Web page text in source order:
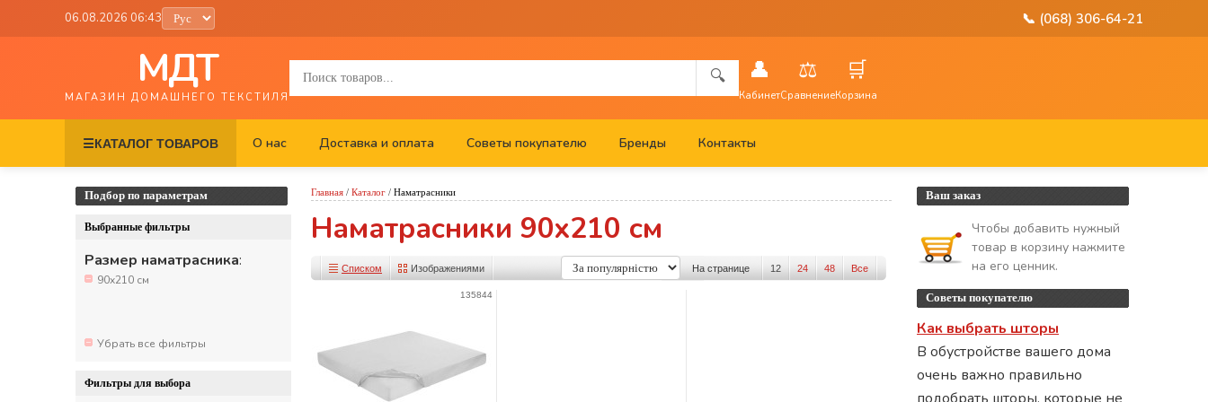
06.08.2026 06:43 📞 (068) 306-64-21
МДТ
МАГАЗИН ДОМАШНЕГО ТЕКСТИЛЯ
🔍 👤
Кабинет
⚖️
Сравнение
🛒
Корзина
☰КАТАЛОГ ТОВАРОВ О нас Доставка и оплата Советы покупателю Бренды Контакты
Подбор по параметрам
Выбранные фильтры
Размер наматрасника:
90x210 см
Убрать все фильтры
Фильтры для выбора
Главная / Каталог / Наматрасники
Наматрасники 90x210 см
На странице 12 24 48 Все
Списком Изображениями
135844
Ваш заказ
Чтобы добавить нужный
товар в корзину нажмите
на его ценник.
Советы покупателю
Как выбрать шторы
В обустройстве вашего дома
очень важно правильно